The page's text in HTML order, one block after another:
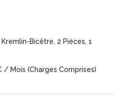
Bicêtre, 2 Pièces, 1
/ Mois (Charges Comprises)